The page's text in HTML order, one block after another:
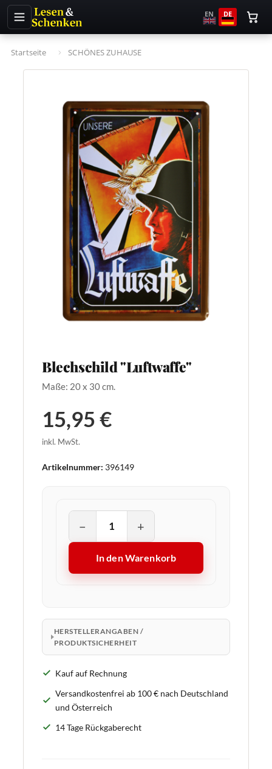
EN DE
Startseite SCHÖNES ZUHAUSE
Blechschild "Luftwaffe"
Maße: 20 x 30 cm.
15,95 €
inkl. MwSt.
Artikelnummer: 396149
− +
In den Warenkorb
HERSTELLERANGABEN /
PRODUKTSICHERHEIT
Kauf auf Rechnung
Versandkostenfrei ab 100 € nach Deutschland
und Österreich
14 Tage Rückgaberecht